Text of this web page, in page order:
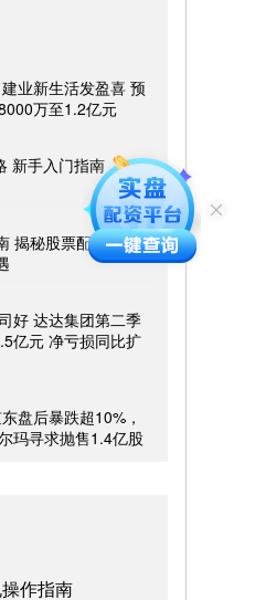
业新生活发盈喜 预
万至1.2亿元
新手入门指南
揭秘股票配资最高杠
好 达达集团第二季
亿元 净亏损同比扩
盘后暴跌超10%，
玛寻求抛售1.4亿股
作指南